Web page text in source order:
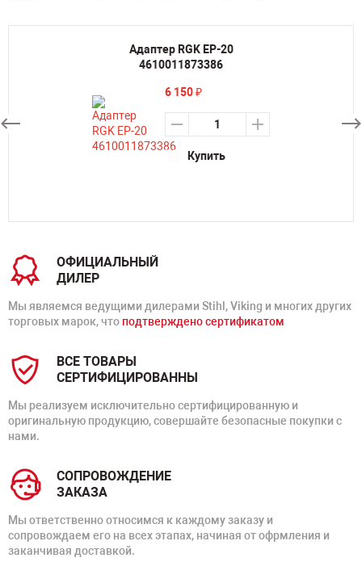
Адаптер RGK EP-20
4610011873386
6 150₽
Купить
ОФИЦИАЛЬНЫЙ
ДИЛЕР
Мы являемся ведущими дилерами Stihl, Viking и многих других
торговых марок, что подтверждено сертификатом
ВСЕ ТОВАРЫ
СЕРТИФИЦИРОВАННЫ
Мы реализуем исключительно сертифицированную и
оригинальную продукцию, совершайте безопасные покупки с
нами.
СОПРОВОЖДЕНИЕ
ЗАКАЗА
Мы ответственно относимся к каждому заказу и
сопровождаем его на всех этапах, начиная от офрмления и
заканчивая доставкой.